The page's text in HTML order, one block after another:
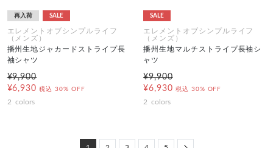
再入荷 SALE
エレメントオブシンプルライフ
（メンズ）
播州生地ジャカードストライプ長
袖シャツ
¥9,900
¥6,930 税込 30% OFF
2 colors
SALE
エレメントオブシンプルライフ
（メンズ）
播州生地マルチストライプ長袖シ
ャツ
¥9,900
¥6,930 税込 30% OFF
2 colors
Next